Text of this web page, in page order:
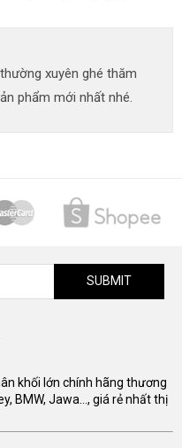
xuyên ghé thăm
phẩm mới nhất nhé.
SUBMIT
khối lớn chính hãng thương
BMW, Jawa..., giá rẻ nhất thị